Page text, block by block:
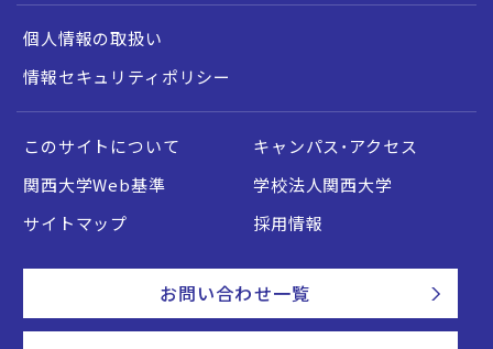
個人情報の取扱い
情報セキュリティポリシー
このサイトについて
キャンパス・アクセス
関西大学Web基準
学校法人関西大学
サイトマップ
採用情報
お問い合わせ一覧